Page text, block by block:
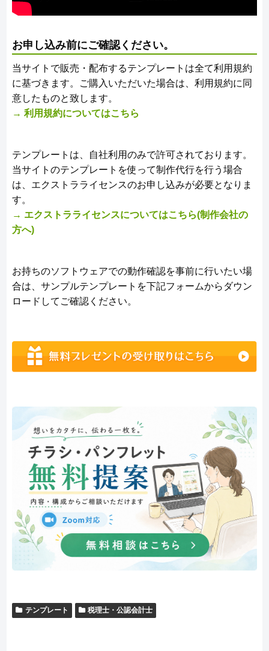
お申し込み前にご確認ください。
当サイトで販売・配布するテンプレートは全て利用規約
に基づきます。ご購入いただいた場合は、利用規約に同
意したものと致します。
→ 利用規約についてはこちら
テンプレートは、自社利用のみで許可されております。
当サイトのテンプレートを使って制作代行を行う場合
は、エクストラライセンスのお申し込みが必要となりま
す。
→ エクストラライセンスについてはこちら(制作会社の
方へ)
お持ちのソフトウェアでの動作確認を事前に行いたい場
合は、サンプルテンプレートを下記フォームからダウン
ロードしてご確認ください。
テンプレート 税理士・公認会計士